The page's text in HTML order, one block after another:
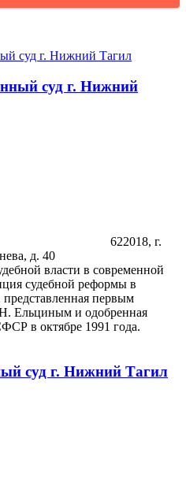
суд г. Нижний
622018, г.
д. 40
власти в современной
судебной реформы в
первым
Ельциным и одобренная
в октябре 1991 года.
суд г. Нижний Тагил